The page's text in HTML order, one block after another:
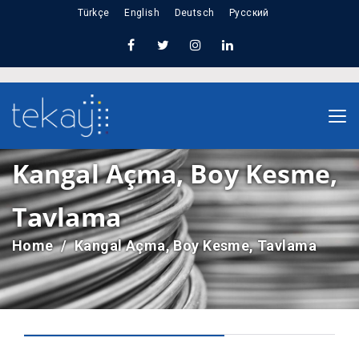
Türkçe English Deutsch Русский
Kangal Açma, Boy Kesme,
Tavlama
Home Kangal Açma, Boy Kesme, Tavlama